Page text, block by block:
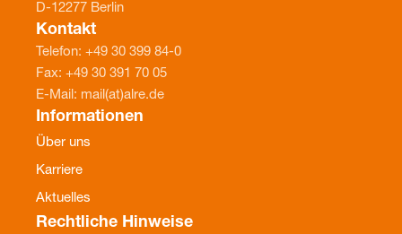
D-12277 Berlin
Kontakt
Telefon: +49 30 399 84-0
Fax: +49 30 391 70 05
E-Mail: mail(at)alre.de
Informationen
Über uns
Karriere
Aktuelles
Rechtliche Hinweise